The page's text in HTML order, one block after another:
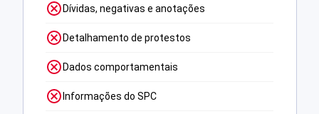
Dívidas, negativas e anotações
Detalhamento de protestos
Dados comportamentais
Informações do SPC